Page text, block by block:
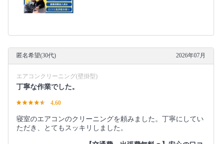
匿名希望(30代) 2026年07月
エアコンクリーニング(壁掛型)
丁寧な作業でした。
4.60
寝室のエアコンのクリーニングを頼みました。丁寧にしてい
ただき、とてもスッキリしました。